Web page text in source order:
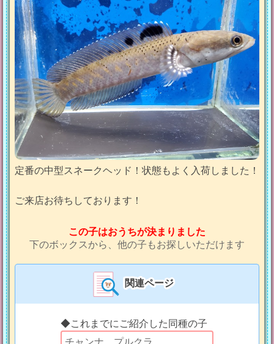
定番の中型スネークヘッド！状態もよく入荷しました！
ご来店お待ちしております！
この子はおうちが決まりました
下のボックスから、他の子もお探しいただけます
関連ページ
◆これまでにご紹介した同種の子